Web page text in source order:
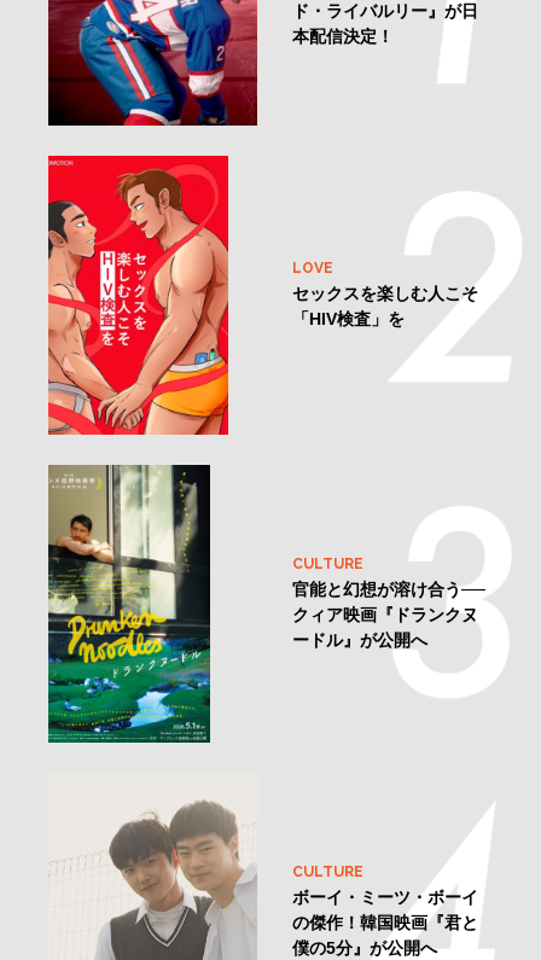
ド・ライバルリー』が日
本配信決定！
LOVE
セックスを楽しむ人こそ
「HIV検査」を
CULTURE
官能と幻想が溶け合う──
クィア映画『ドランクヌ
ードル』が公開へ
CULTURE
ボーイ・ミーツ・ボーイ
の傑作！韓国映画『君と
僕の5分』が公開へ